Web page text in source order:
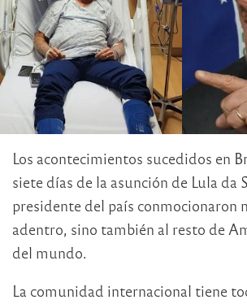
Los acontecimientos sucedidos en
siete días de la asunción de Lula da
presidente del país conmocionaron
adentro, sino también al resto de
del mundo.
La comunidad internacional tiene